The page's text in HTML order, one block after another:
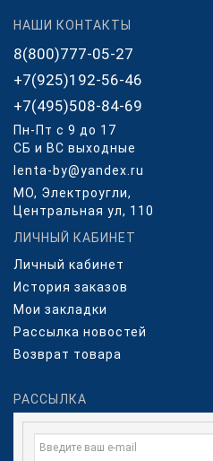
НАШИ КОНТАКТЫ
8(800)777-05-27
+7(925)192-56-46
+7(495)508-84-69
Пн-Пт с 9 до 17
СБ и ВС выходные
lenta-by@yandex.ru
МО, Электроугли,
Центральная ул, 110
ЛИЧНЫЙ КАБИНЕТ
Личный кабинет
История заказов
Мои закладки
Рассылка новостей
Возврат товара
РАССЫЛКА